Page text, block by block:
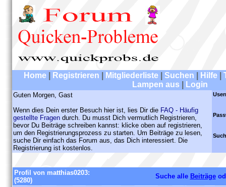
Home Registrieren Mitgliederliste Suchen Hilfe
Lampen aus
Login
Guten Morgen, Gast
Wenn dies Dein erster Besuch hier ist, lies Dir die FAQ - Häufig
gestellte Fragen durch. Du musst Dich vermutlich Registrieren,
bevor Du Beiträge schreiben kannst: klicke oben auf registrieren,
um den Registrierungsprozess zu starten. Um Beiträge zu lesen,
suche Dir einfach das Forum aus, das Dich interessiert. Die
Registrierung ist kostenlos.
Profil von matthias0203:
(5280)
Suche alle Beiträge